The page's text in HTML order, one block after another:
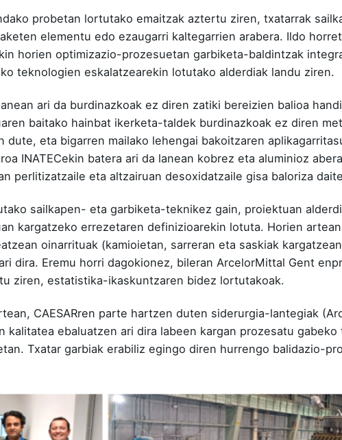
probetan lortutako emaitzak aztertu ziren, txatarrak
elementu edo ezaugarri kaltegarrien arabera. Ildo
horien optimizazio-prozesuetan garbiketa-baldintzak
teknologien eskalatzearekin lotutako alderdiak landu ziren.
ari da burdinazkoak ez diren zatiki bereizien balioa
baitako hainbat ikerketa-taldek burdinazkoak ez diren
eta bigarren mailako lehengai bakoitzaren
INATECekin batera ari da lanean kobrez eta aluminioz
perlitizatzaile eta altzairuan desoxidatzaile gisa baloriza
sailkapen- eta garbiketa-teknikez gain, proiektuan
kargatzeko errezetaren definizioarekin lotuta. Horien
oinarrituak (kamioietan, sarreran eta saskiak
dira. Eremu horri dagokionez, bileran ArcelorMittal Gent
ziren, estatistika-ikaskuntzaren bidez lortutakoak.
CAESARren parte hartzen duten siderurgia-lantegiak
kalitatea ebaluatzen ari dira labeen kargan prozesatu
Txatar garbiak erabiliz egingo diren hurrengo balidazio-